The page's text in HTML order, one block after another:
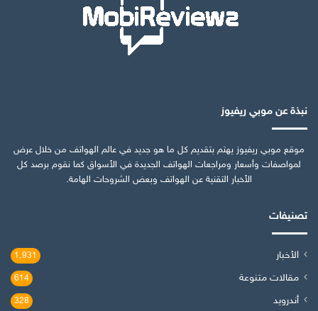
نبذة عن موبي ريفيوز
موقع موبي ريفيوز يهتم بتقديم كل ما هو جديد في عالم الهواتف من خلال عرض
لمواصفات وأسعار ومراجعات الهواتف الجديدة في الأسواق كما نقوم برصد كل
الأخبار التقنية عن الهواتف وبعض الشروحات الهامة.
تصنيفات
الأخبار 1٬931
مقالات متنوعة 614
أندرويد 328